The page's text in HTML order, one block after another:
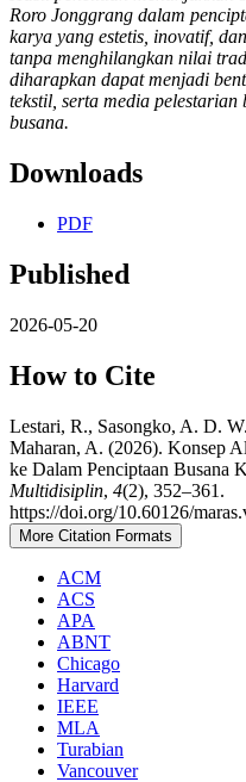
Roro Jonggrang dalam
karya yang estetis, inovatif,
tanpa menghilangkan nilai
diharapkan dapat menjadi
tekstil, serta media
busana.
Downloads
PDF
Published
2026-05-20
How to Cite
Lestari, R., Sasongko, A. D.
Maharan, A. (2026). Konsep
ke Dalam Penciptaan Busana
Multidisiplin, 4(2), 352–361.
https://doi.org/10.60126/
More Citation Formats
ACM
ACS
APA
ABNT
Chicago
Harvard
IEEE
MLA
Turabian
Vancouver